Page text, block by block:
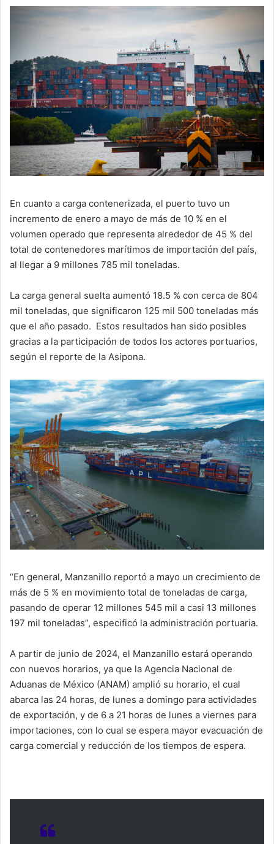
En cuanto a carga contenerizada, el puerto tuvo un
incremento de enero a mayo de más de 10 % en el
volumen operado que representa alrededor de 45 % del
total de contenedores marítimos de importación del país,
al llegar a 9 millones 785 mil toneladas.
La carga general suelta aumentó 18.5 % con cerca de 804
mil toneladas, que significaron 125 mil 500 toneladas más
que el año pasado. Estos resultados han sido posibles
gracias a la participación de todos los actores portuarios,
según el reporte de la Asipona.
“En general, Manzanillo reportó a mayo un crecimiento de
más de 5 % en movimiento total de toneladas de carga,
pasando de operar 12 millones 545 mil a casi 13 millones
197 mil toneladas”, especificó la administración portuaria.
A partir de junio de 2024, el Manzanillo estará operando
con nuevos horarios, ya que la Agencia Nacional de
Aduanas de México (ANAM) amplió su horario, el cual
abarca las 24 horas, de lunes a domingo para actividades
de exportación, y de 6 a 21 horas de lunes a viernes para
importaciones, con lo cual se espera mayor evacuación de
carga comercial y reducción de los tiempos de espera.